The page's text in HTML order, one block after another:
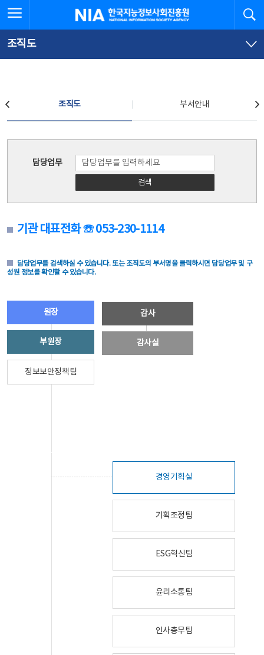
문
로
가
체
뉴
바
가
한국지능정보사회진흥원
조직도
조직도 부서안내
담당업무
검색
기관 대표전화 ☏ 053-230-1114
담당업무를 검색하실 수 있습니다. 또는 조직도의 부서명을 클릭하시면 담당업무 및 구
성원 정보를 확인할 수 있습니다.
원장
부원장
정보보안정책팀
감사
감사실
경영기획실
기획조정팀
ESG혁신팀
윤리소통팀
인사총무팀